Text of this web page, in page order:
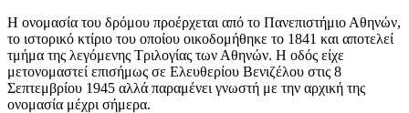
Η ονομασία του δρόμου προέρχεται από το Πανεπιστήμιο Αθηνών,
το ιστορικό κτίριο του οποίου οικοδομήθηκε το 1841 και αποτελεί
τμήμα της λεγόμενης Τριλογίας των Αθηνών. Η οδός είχε
μετονομαστεί επισήμως σε Ελευθερίου Βενιζέλου στις 8
Σεπτεμβρίου 1945 αλλά παραμένει γνωστή με την αρχική της
ονομασία μέχρι σήμερα.